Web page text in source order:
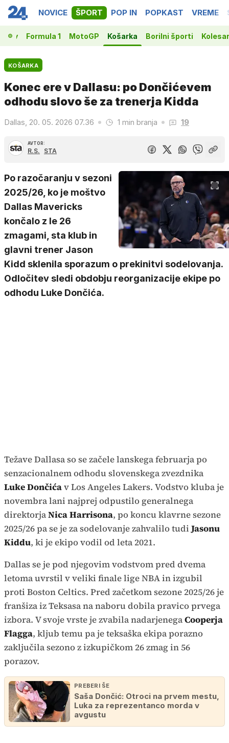
NOVICE ŠPORT POP IN POPKAST VREME
Formula 1 MotoGP Košarka Borilni športi
KOŠARKA
Konec ere v Dallasu: po Dončićevem
odhodu slovo še za trenerja Kidda
Dallas, 20. 05. 2026 07.36 1 min branja 19
AVTOR:
R.S. STA
Po razočaranju v sezoni
2025/26, ko je moštvo
Dallas Mavericks
končalo z le 26
zmagami, sta klub in
glavni trener Jason
Kidd sklenila sporazum o prekinitvi sodelovanja.
Odločitev sledi obdobju reorganizacije ekipe po
odhodu Luke Dončića.
Težave Dallasa so se začele lanskega februarja po
senzacionalnem odhodu slovenskega zvezdnika
Luke Dončićav Los Angeles Lakers. Vodstvo kluba je
novembra lani najprej odpustilo generalnega
direktorjaNica Harrisona, po koncu klavrne sezone
2025/26 pa se je za sodelovanje zahvalilo tudiJasonu
Kiddu, ki je ekipo vodil od leta 2021.
Dallas se je pod njegovim vodstvom pred dvema
letoma uvrstil v veliki finale lige NBA in izgubil
proti Boston Celtics. Pred začetkom sezone 2025/26 je
franšiza iz Teksasa na naboru dobila pravico prvega
izbora. V svoje vrste je zvabila nadarjenegaCooperja
Flagga, kljub temu pa je teksaška ekipa porazno
zaključila sezono z izkupičkom 26 zmag in 56
porazov.
PREBERI ŠE
Saša Dončić: Otroci na prvem mestu,
Luka za reprezentanco morda v
avgustu